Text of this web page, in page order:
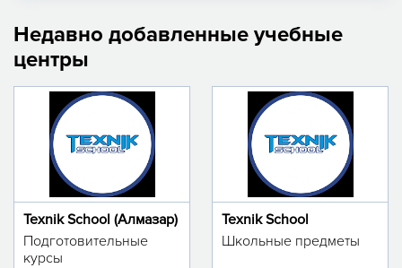
Недавно добавленные учебные
центры
Texnik School (Алмазар)
Подготовительные
курсы
Texnik School
Школьные предметы